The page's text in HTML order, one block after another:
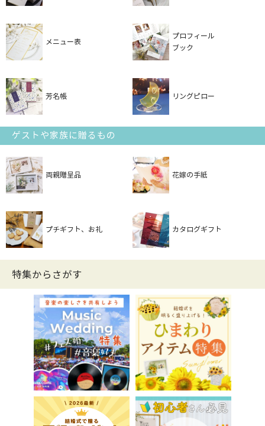
メニュー表
プロフィール
ブック
芳名帳 リングピロー
ゲストや家族に贈るもの
両親贈呈品 花嫁の手紙
プチギフト、お礼 カタログギフト
特集からさがす